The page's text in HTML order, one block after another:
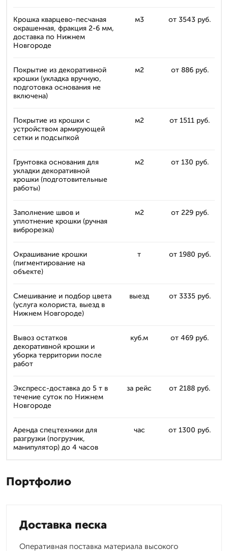
Крошка кварцево-песчаная
окрашенная, фракция 2-6 мм,
доставка по Нижнем
Новгороде
м3 от 3543 руб.
Покрытие из декоративной
крошки (укладка вручную,
подготовка основания не
включена)
м2 от 886 руб.
Покрытие из крошки с
устройством армирующей
сетки и подсыпкой
м2 от 1511 руб.
Грунтовка основания для
укладки декоративной
крошки (подготовительные
работы)
м2 от 130 руб.
Заполнение швов и
уплотнение крошки (ручная
виброрезка)
м2 от 229 руб.
Окрашивание крошки
(пигментирование на
объекте)
т от 1980 руб.
Смешивание и подбор цвета
(услуга колориста, выезд в
Нижнем Новгороде)
выезд от 3335 руб.
Вывоз остатков
декоративной крошки и
уборка территории после
работ
куб.м от 469 руб.
Экспресс-доставка до 5 т в
течение суток по Нижнем
Новгороде
за рейс от 2188 руб.
Аренда спецтехники для
разгрузки (погрузчик,
манипулятор) до 4 часов
час от 1300 руб.
Портфолио
Доставка песка
Оперативная поставка материала высокого